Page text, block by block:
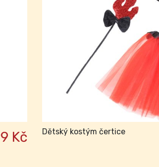
Kč Dětský kostým čertice